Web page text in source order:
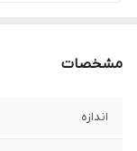
مشخصات
اندازه